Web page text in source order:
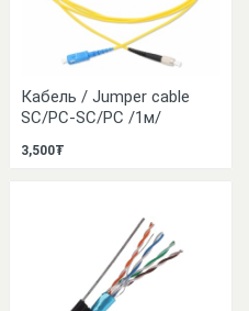
Кабель / Jumper cable
SC/PC-SC/PC /1м/
3,500₮